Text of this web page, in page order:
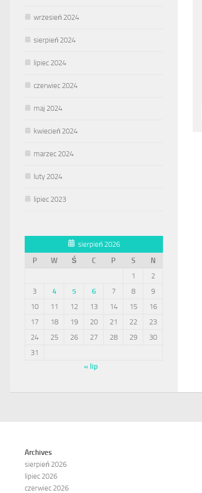
wrzesień 2024
sierpień 2024
lipiec 2024
czerwiec 2024
maj 2024
kwiecień 2024
marzec 2024
luty 2024
lipiec 2023
sierpień 2026
P
W Ś C P S
N
1
2
3
4 5 6 7 8
9
10
11 12 13 14 15
16
17
18 19 20 21 22
23
24
25 26 27 28 29
30
31
« lip
Archives
sierpień 2026
lipiec 2026
czerwiec 2026